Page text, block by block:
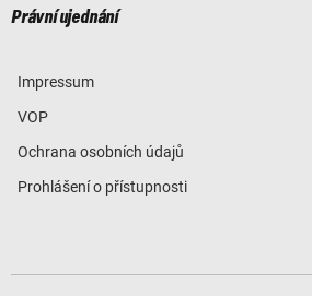
Právní ujednání
Impressum
VOP
Ochrana osobních údajů
Prohlášení o přístupnosti